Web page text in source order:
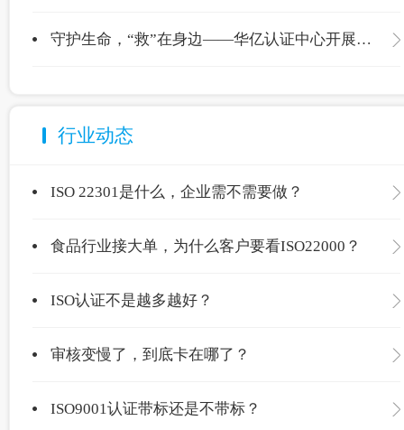
守护生命，“救”在身边——华亿认证中心开展应急救护专项培训
行业动态
ISO 22301是什么，企业需不需要做？
食品行业接大单，为什么客户要看ISO22000？
ISO认证不是越多越好？
审核变慢了，到底卡在哪了？
ISO9001认证带标还是不带标？